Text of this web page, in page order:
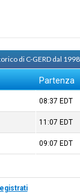
di C-GERD dal
Partenza
08:37 EDT
11:07 EDT
09:07 EDT